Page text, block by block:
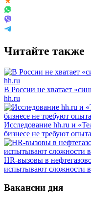
Читайте также
В России не хватает
hh.ru
Исследование hh.ru и
бизнесе не требуют
HR-вызовы в
испытывают сложности в
Вакансии дня